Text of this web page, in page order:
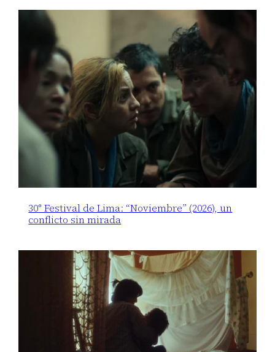
30° Festival de Lima: “Noviembre” (2026), un
conflicto sin mirada